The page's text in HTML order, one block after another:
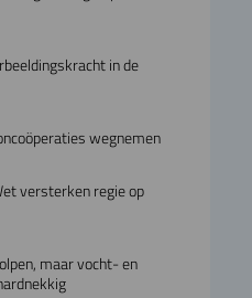
in de
wegnemen
versterken regie op
maar vocht- en